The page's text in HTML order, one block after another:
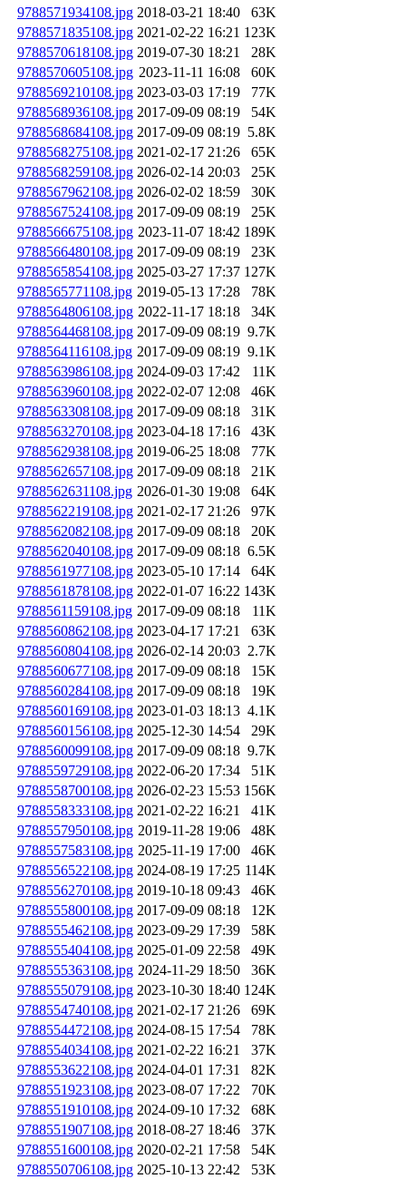
9788571934108.jpg 2018-03-21 18:40
63K
9788571835108.jpg 2021-02-22 16:21 123K
9788570618108.jpg 2019-07-30 18:21
28K
9788570605108.jpg 2023-11-11 16:08
60K
9788569210108.jpg 2023-03-03 17:19
77K
9788568936108.jpg 2017-09-09 08:19
54K
9788568684108.jpg 2017-09-09 08:19 5.8K
9788568275108.jpg 2021-02-17 21:26
65K
9788568259108.jpg 2026-02-14 20:03
25K
9788567962108.jpg 2026-02-02 18:59
30K
9788567524108.jpg 2017-09-09 08:19
25K
9788566675108.jpg 2023-11-07 18:42 189K
9788566480108.jpg 2017-09-09 08:19
23K
9788565854108.jpg 2025-03-27 17:37 127K
9788565771108.jpg 2019-05-13 17:28
78K
9788564806108.jpg 2022-11-17 18:18
34K
9788564468108.jpg 2017-09-09 08:19 9.7K
9788564116108.jpg 2017-09-09 08:19 9.1K
9788563986108.jpg 2024-09-03 17:42
11K
9788563960108.jpg 2022-02-07 12:08
46K
9788563308108.jpg 2017-09-09 08:18
31K
9788563270108.jpg 2023-04-18 17:16
43K
9788562938108.jpg 2019-06-25 18:08
77K
9788562657108.jpg 2017-09-09 08:18
21K
9788562631108.jpg 2026-01-30 19:08
64K
9788562219108.jpg 2021-02-17 21:26
97K
9788562082108.jpg 2017-09-09 08:18
20K
9788562040108.jpg 2017-09-09 08:18 6.5K
9788561977108.jpg 2023-05-10 17:14
64K
9788561878108.jpg 2022-01-07 16:22 143K
9788561159108.jpg 2017-09-09 08:18
11K
9788560862108.jpg 2023-04-17 17:21
63K
9788560804108.jpg 2026-02-14 20:03 2.7K
9788560677108.jpg 2017-09-09 08:18
15K
9788560284108.jpg 2017-09-09 08:18
19K
9788560169108.jpg 2023-01-03 18:13 4.1K
9788560156108.jpg 2025-12-30 14:54
29K
9788560099108.jpg 2017-09-09 08:18 9.7K
9788559729108.jpg 2022-06-20 17:34
51K
9788558700108.jpg 2026-02-23 15:53 156K
9788558333108.jpg 2021-02-22 16:21
41K
9788557950108.jpg 2019-11-28 19:06
48K
9788557583108.jpg 2025-11-19 17:00
46K
9788556522108.jpg 2024-08-19 17:25 114K
9788556270108.jpg 2019-10-18 09:43
46K
9788555800108.jpg 2017-09-09 08:18
12K
9788555462108.jpg 2023-09-29 17:39
58K
9788555404108.jpg 2025-01-09 22:58
49K
9788555363108.jpg 2024-11-29 18:50
36K
9788555079108.jpg 2023-10-30 18:40 124K
9788554740108.jpg 2021-02-17 21:26
69K
9788554472108.jpg 2024-08-15 17:54
78K
9788554034108.jpg 2021-02-22 16:21
37K
9788553622108.jpg 2024-04-01 17:31
82K
9788551923108.jpg 2023-08-07 17:22
70K
9788551910108.jpg 2024-09-10 17:32
68K
9788551907108.jpg 2018-08-27 18:46
37K
9788551600108.jpg 2020-02-21 17:58
54K
9788550706108.jpg 2025-10-13 22:42
53K